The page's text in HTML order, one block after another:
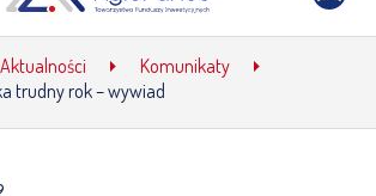
Aktualności
Komunikaty
trudny rok – wywiad